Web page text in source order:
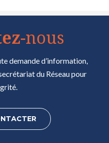
-nous
demande d’information,
du Réseau pour